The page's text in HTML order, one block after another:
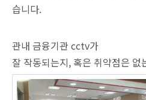
습니다.
관내 금융기관 cctv가
잘 작동되는지, 혹은 취약점은 없